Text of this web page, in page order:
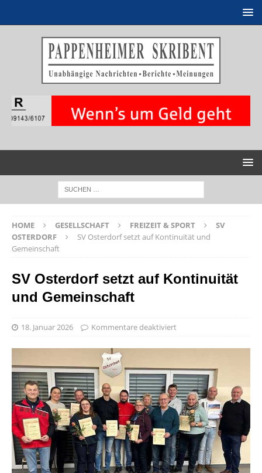
HOME GESELLSCHAFT FREIZEIT & SPORT
SV
OSTERDORF
SV Osterdorf setzt auf Kontinuität und
Gemeinschaft
SV Osterdorf setzt auf Kontinuität
und Gemeinschaft
18. Januar 2026 Kommentare deaktiviert